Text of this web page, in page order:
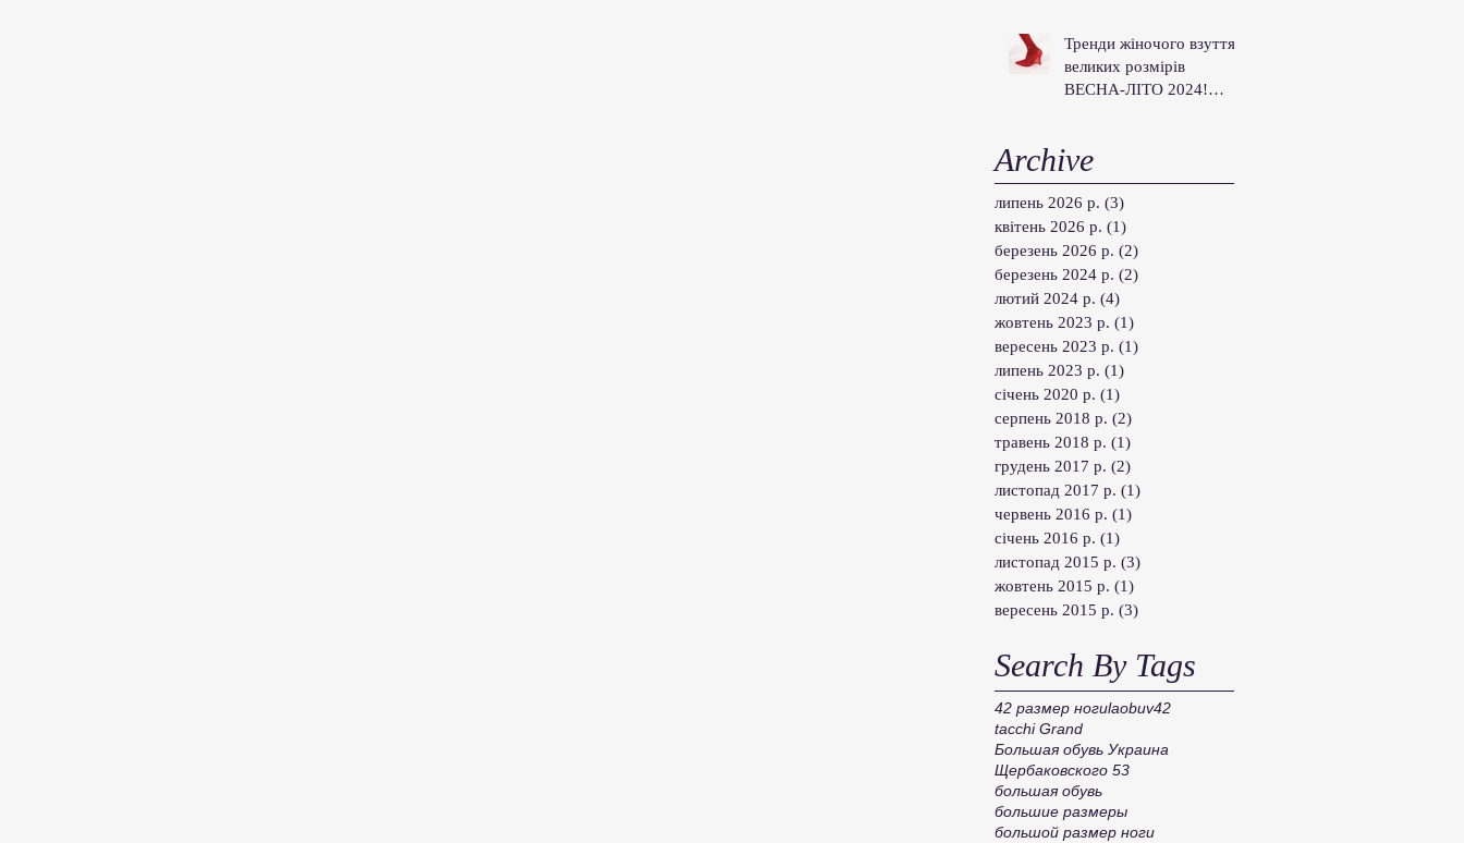
Тренди жіночого взуття
великих розмірів
ВЕСНА-ЛІТО 2024!
Archive
липень 2026 р. (3)
квітень 2026 р. (1)
березень 2026 р. (2)
березень 2024 р. (2)
лютий 2024 р. (4)
жовтень 2023 р. (1)
вересень 2023 р. (1)
липень 2023 р. (1)
січень 2020 р. (1)
серпень 2018 р. (2)
травень 2018 р. (1)
грудень 2017 р. (2)
листопад 2017 р. (1)
червень 2016 р. (1)
січень 2016 р. (1)
листопад 2015 р. (3)
жовтень 2015 р. (1)
вересень 2015 р. (3)
Search By Tags
42 размер ногиlaobuv42
tacchi Grand
Большая обувь Украина
Щербаковского 53
большая обувь
большие размеры
большой размер ноги